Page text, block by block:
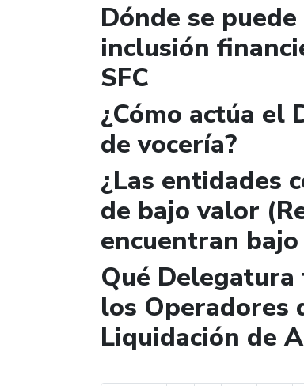
Dónde se
inclusión
SFC
¿Cómo actúa el
de vocería?
¿Las entidades
de bajo valor
encuentran
Qué
los Operadores
Liquidación de